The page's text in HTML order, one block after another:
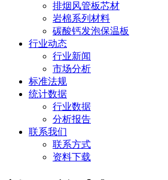
排烟风管板芯材
岩棉系列材料
碳酸钙发泡保温板
行业动态
行业新闻
市场分析
标准法规
统计数据
行业数据
分析报告
联系我们
联系方式
资料下载